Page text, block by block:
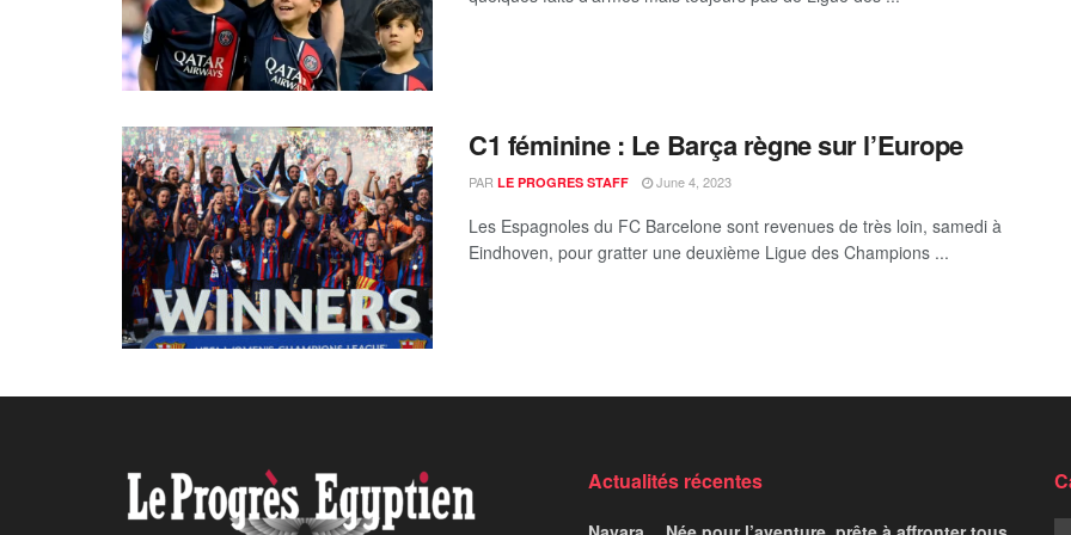
C1 féminine : Le Barça règne sur l’Europe
PAR LE PROGRES STAFF June 4, 2023
Les Espagnoles du FC Barcelone sont revenues de très loin, samedi à
Eindhoven, pour gratter une deuxième Ligue des Champions ...
Actualités récentes